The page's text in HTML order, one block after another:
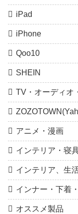
iPad
iPhone
Qoo10
SHEIN
TV・オーディオ
アニメ・漫画
インテリア・寝
インテリア、生
インナー・下着
オススメ製品